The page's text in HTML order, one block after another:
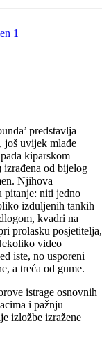
1
predstavlja
još uvijek mlađe
kiparskom
od bijelog
Njihova
pitanje: niti jedno
izduljenih tankih
kvadri na
prolasku posjetitelja,
video
iste, no usporeni
a treća od gume.
istrage osnovnih
i pažnju
izložbe izražene